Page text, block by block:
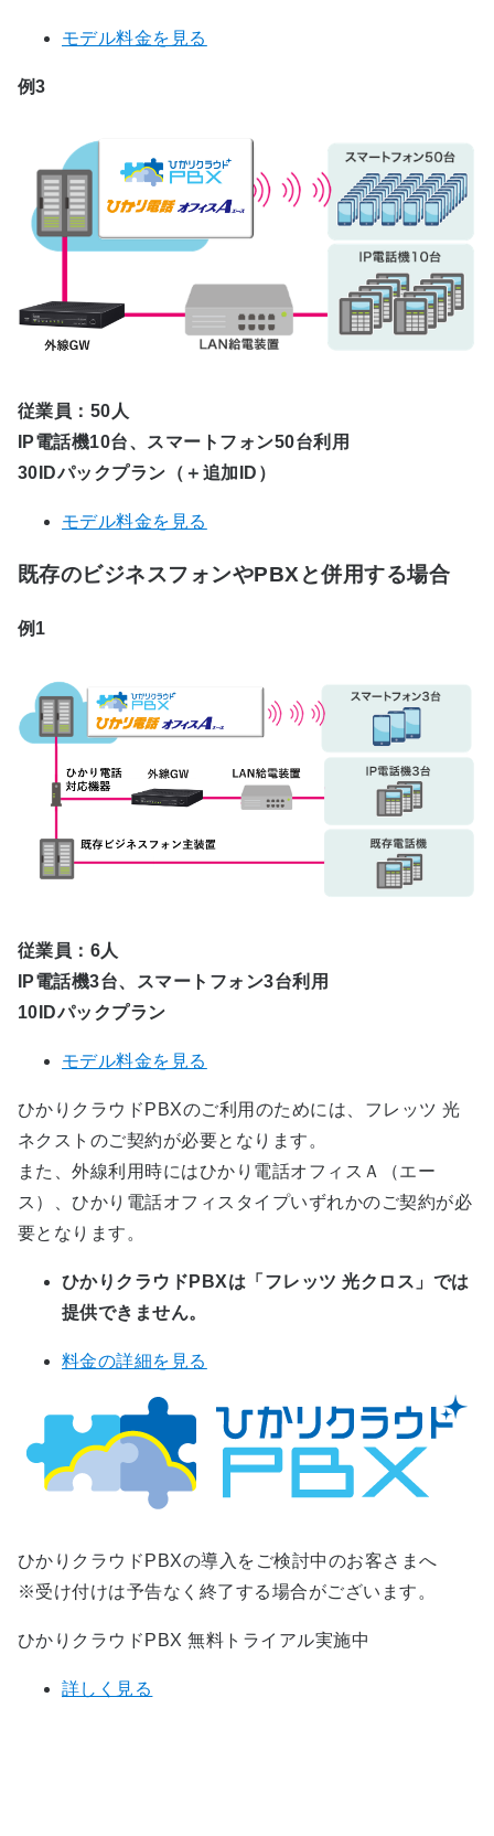
モデル料金を見る
例3
従業員：50人
IP電話機10台、スマートフォン50台利用
30IDパックプラン（＋追加ID）
モデル料金を見る
既存のビジネスフォンやPBXと併用する場合
例1
従業員：6人
IP電話機3台、スマートフォン3台利用
10IDパックプラン
モデル料金を見る
ひかりクラウドPBXのご利用のためには、フレッツ 光
ネクストのご契約が必要となります。
また、外線利用時にはひかり電話オフィスＡ（エー
ス）、ひかり電話オフィスタイプいずれかのご契約が必
要となります。
ひかりクラウドPBXは「フレッツ 光クロス」では
提供できません。
料金の詳細を見る
ひかりクラウドPBXの導入をご検討中のお客さまへ
※受け付けは予告なく終了する場合がございます。
ひかりクラウドPBX 無料トライアル実施中
詳しく見る